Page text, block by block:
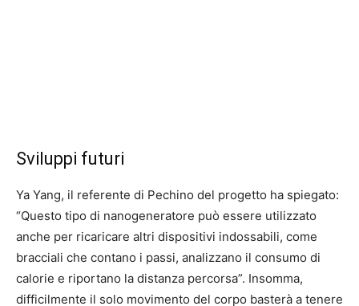
Sviluppi futuri
Ya Yang, il referente di Pechino del progetto ha spiegato:
“Questo tipo di nanogeneratore può essere utilizzato
anche per ricaricare altri dispositivi indossabili, come
bracciali che contano i passi, analizzano il consumo di
calorie e riportano la distanza percorsa”. Insomma,
difficilmente il solo movimento del corpo basterà a tenere